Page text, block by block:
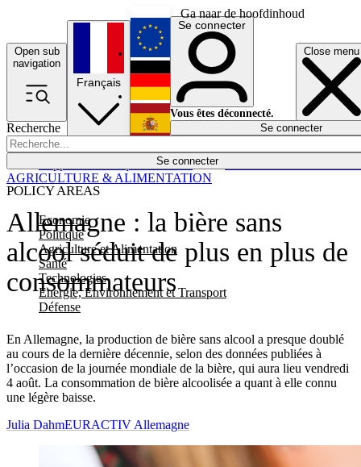
Ga naar de hoofdinhoud
Open sub
navigation
Close menu
Recherche
Se connecter
POLICY AREAS
Economie
Politique
Agriculture et Alimentation
Santé
Technologies
Energie, Environnement et Transport
Défense
Économie
Français
English
Deutsch
Español
Se connecter
Vous êtes déconnecté.
Se connecter
Allemagne : la bière sans
alcool séduit de plus en plus de
consommateurs
En Allemagne, la production de bière sans alcool a presque doublé
au cours de la dernière décennie, selon des données publiées à
l’occasion de la journée mondiale de la bière, qui aura lieu vendredi
4 août. La consommation de bière alcoolisée a quant à elle connu
une légère baisse.
AGRICULTURE & ALIMENTATION
Julia DahmEURACTIV Allemagne